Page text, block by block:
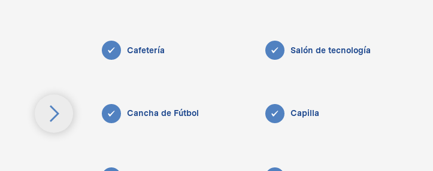
Cafetería Salón de tecnología
Cancha de Fútbol Capilla